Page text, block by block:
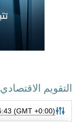
التقويم الاقتصادي